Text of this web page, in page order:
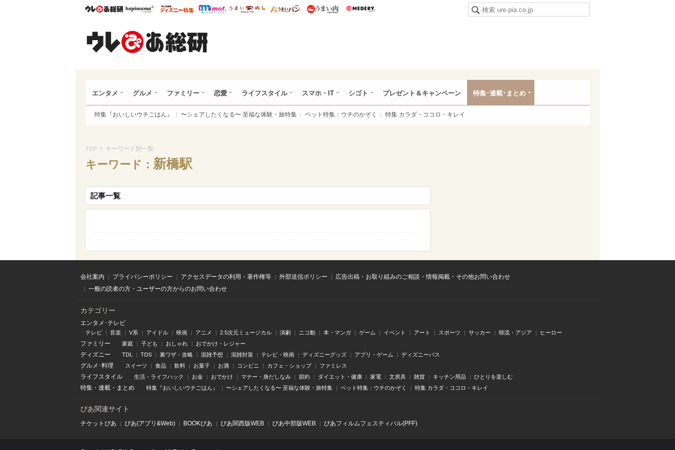
ウレぴあ総研ハピママ* ウレぴあ総研 ディズニー特集
mimot. うまいめし うまいパン うまい肉
エンタメ グルメ ファミリー 恋愛 ライフスタイル スマホ・IT シゴト プレゼント＆キャンペーン 特集･連載･まとめ
特集『おいしいウチごはん』 〜シェアしたくなる〜 至福な体験・旅特集 ペット特集：ウチのかぞく 特集 カラダ・ココロ・キレイ
TOP > キーワード別一覧
キーワード： 新橋駅
記事一覧
会社案内 プライバシーポリシー アクセスデータの利用・著作権等 外部送信ポリシー
広告出稿・お取り組みのご相談・情報掲載・その他お問い合わせ
一般の読者の方・ユーザーの方からのお問い合わせ
カテゴリー
エンタメ･テレビ
テレビ 音楽 V系 アイドル 映画 アニメ 2.5次元ミュージカル 演劇 ニコ動 本・マンガ ゲーム イベント アート スポーツ サッカー 韓流・アジア ヒーロー
ファミリー 家庭 子ども おしゃれ おでかけ・レジャー
ディズニー TDL TDS 裏ワザ・攻略 混雑予想 混雑対策 テレビ・映画 ディズニーグッズ アプリ・ゲーム ディズニーパス
グルメ･料理 スイーツ 食品 飲料 お菓子 お酒 コンビニ カフェ・ショップ ファミレス
ライフスタイル 生活・ライフハック お金 おでかけ マナー・身だしなみ 節約 ダイエット・健康 家電 文房具 雑貨 キッチン用品 ひとりを楽しむ
特集 ・ 連載 ・ まとめ 特集『おいしいウチごはん』 〜シェアしたくなる〜 至福な体験・旅特集 ペット特集：ウチのかぞく 特集 カラダ・ココロ・キレイ
ぴあ関連サイト
チケットぴあ ぴあ(アプリ&Web) BOOKぴあ ぴあ関⻄版WEB ぴあ中部版WEB ぴあフィルムフェスティバル(PFF)